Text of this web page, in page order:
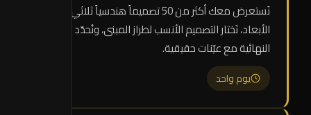
نَستعرض معك أكثر من 50 تصميماً هندسياً ثلاثي
الأبعاد، نَختار التصميم الأنسب لطراز المبنى، ونُحدّد الألوان
النهائية مع عيّنات حقيقية.
يوم واحد